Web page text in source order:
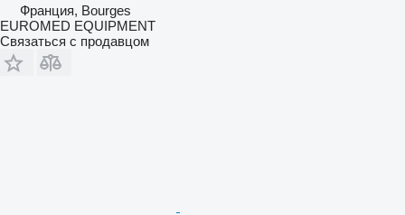
Франция, Bourges
EUROMED EQUIPMENT
Связаться с продавцом